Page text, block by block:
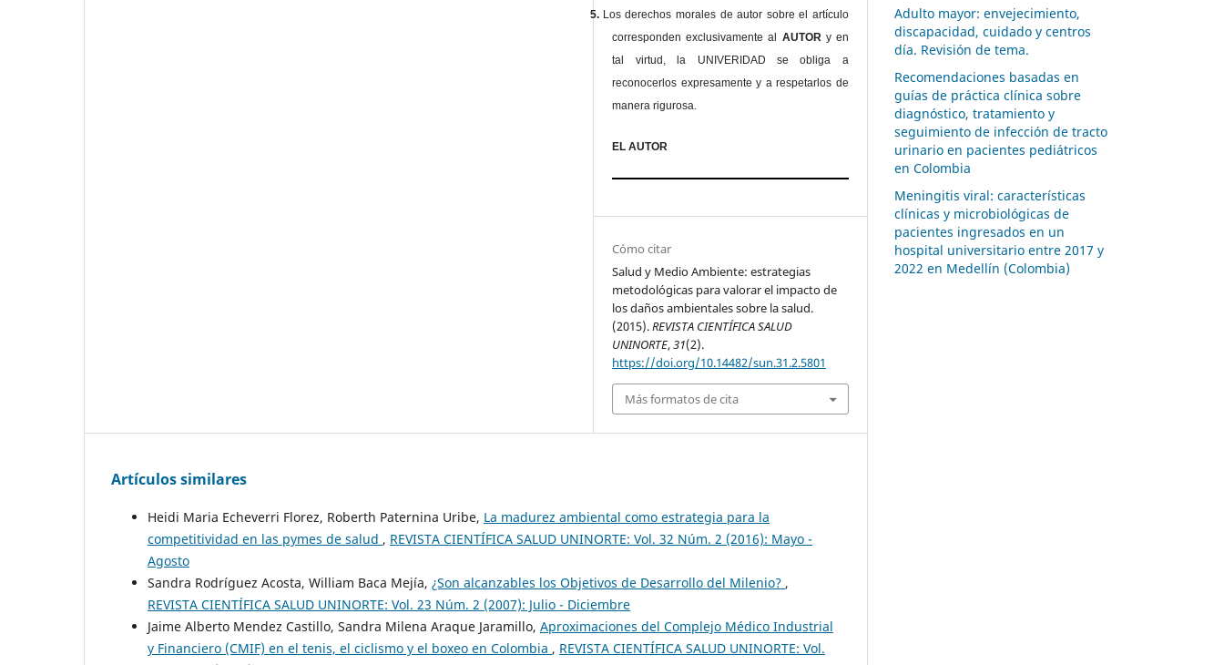
5. Los derechos morales de autor sobre el artículo
corresponden exclusivamente al AUTOR y en
tal virtud, la UNIVERIDAD se obliga a
reconocerlos expresamente y a respetarlos de
manera rigurosa.
EL AUTOR
Cómo citar
Salud y Medio Ambiente: estrategias
metodológicas para valorar el impacto de
los daños ambientales sobre la salud.
(2015).REVISTA CIENTÍFICA SALUD
UNINORTE,31(2).
https://doi.org/10.14482/sun.31.2.5801
Más formatos de cita
Artículos similares
Heidi Maria Echeverri Florez, Roberth Paternina Uribe, La madurez ambiental como estrategia para la
competitividad en las pymes de salud , REVISTA CIENTÍFICA SALUD UNINORTE: Vol. 32 Núm. 2 (2016): Mayo -
Agosto
Sandra Rodríguez Acosta, William Baca Mejía, ¿Son alcanzables los Objetivos de Desarrollo del Milenio? ,
REVISTA CIENTÍFICA SALUD UNINORTE: Vol. 23 Núm. 2 (2007): Julio - Diciembre
Jaime Alberto Mendez Castillo, Sandra Milena Araque Jaramillo, Aproximaciones del Complejo Médico Industrial
y Financiero (CMIF) en el tenis, el ciclismo y el boxeo en Colombia , REVISTA CIENTÍFICA SALUD UNINORTE: Vol.
Adulto mayor: envejecimiento,
discapacidad, cuidado y centros
día. Revisión de tema.
Recomendaciones basadas en
guías de práctica clínica sobre
diagnóstico, tratamiento y
seguimiento de infección de tracto
urinario en pacientes pediátricos
en Colombia
Meningitis viral: características
clínicas y microbiológicas de
pacientes ingresados en un
hospital universitario entre 2017 y
2022 en Medellín (Colombia)